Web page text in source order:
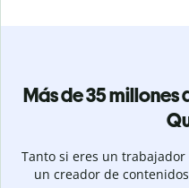
Más de 35 millones
Tanto si eres un
un creador de